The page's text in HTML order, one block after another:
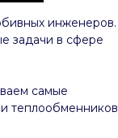
инженеров.
задачи в сфере
самые
теплообменников